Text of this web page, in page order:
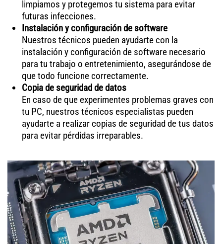
limpiamos y protegemos tu sistema para evitar
futuras infecciones.
Instalación y configuración de software
Nuestros técnicos pueden ayudarte con la
instalación y configuración de software necesario
para tu trabajo o entretenimiento, asegurándose de
que todo funcione correctamente.
Copia de seguridad de datos
En caso de que experimentes problemas graves con
tu PC, nuestros técnicos especialistas pueden
ayudarte a realizar copias de seguridad de tus datos
para evitar pérdidas irreparables.